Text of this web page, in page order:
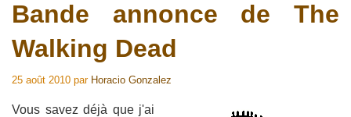
Bande annonce de The
Walking Dead
25 août 2010 par Horacio Gonzalez
Vous savez déjà que j'ai